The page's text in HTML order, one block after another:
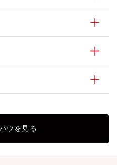
ウを見る